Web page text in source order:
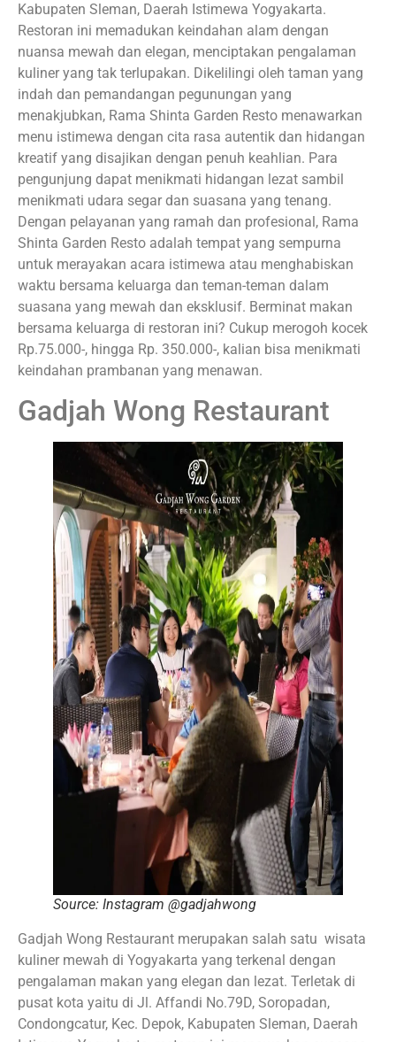
Kabupaten Sleman, Daerah Istimewa Yogyakarta.
Restoran ini memadukan keindahan alam dengan
nuansa mewah dan elegan, menciptakan pengalaman
kuliner yang tak terlupakan. Dikelilingi oleh taman yang
indah dan pemandangan pegunungan yang
menakjubkan, Rama Shinta Garden Resto menawarkan
menu istimewa dengan cita rasa autentik dan hidangan
kreatif yang disajikan dengan penuh keahlian. Para
pengunjung dapat menikmati hidangan lezat sambil
menikmati udara segar dan suasana yang tenang.
Dengan pelayanan yang ramah dan profesional, Rama
Shinta Garden Resto adalah tempat yang sempurna
untuk merayakan acara istimewa atau menghabiskan
waktu bersama keluarga dan teman-teman dalam
suasana yang mewah dan eksklusif. Berminat makan
bersama keluarga di restoran ini? Cukup merogoh kocek
Rp.75.000-, hingga Rp. 350.000-, kalian bisa menikmati
keindahan prambanan yang menawan.
Gadjah Wong Restaurant
Source: Instagram @gadjahwong
Gadjah Wong Restaurant merupakan salah satu wisata
kuliner mewah di Yogyakarta yang terkenal dengan
pengalaman makan yang elegan dan lezat. Terletak di
pusat kota yaitu di Jl. Affandi No.79D, Soropadan,
Condongcatur, Kec. Depok, Kabupaten Sleman, Daerah